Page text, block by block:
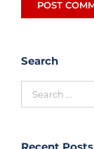
Search
Recent Posts